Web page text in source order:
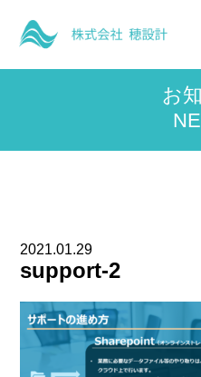
お
2021.01.29
support-2